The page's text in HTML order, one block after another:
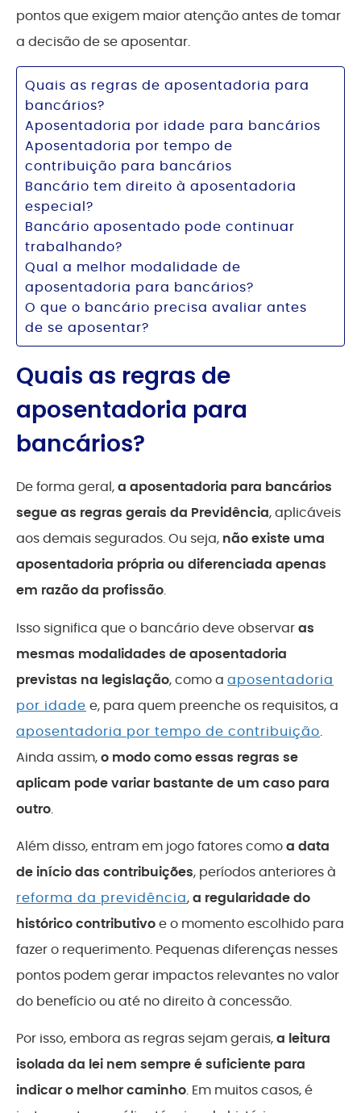
pontos que exigem maior atenção antes de tomar
a decisão de se aposentar.
Quais as regras de aposentadoria para
bancários?
Aposentadoria por idade para bancários
Aposentadoria por tempo de
contribuição para bancários
Bancário tem direito à aposentadoria
especial?
Bancário aposentado pode continuar
trabalhando?
Qual a melhor modalidade de
aposentadoria para bancários?
O que o bancário precisa avaliar antes
de se aposentar?
Quais as regras de
aposentadoria para
bancários?
De forma geral,a aposentadoria para bancários
segue as regras gerais da Previdência, aplicáveis
aos demais segurados. Ou seja, não existe uma
aposentadoria própria ou diferenciada apenas
em razão da profissão.
Isso significa que o bancário deve observaras
mesmas modalidades de aposentadoria
previstas na legislação, como a aposentadoria
por idade e, para quem preenche os requisitos, a
aposentadoria por tempo de contribuição.
Ainda assim,o modo como essas regras se
aplicam pode variar bastante de um caso para
outro.
Além disso, entram em jogo fatores comoa data
de início das contribuições, períodos anteriores à
reforma da previdência,a regularidade do
histórico contributivoe o momento escolhido para
fazer o requerimento. Pequenas diferenças nesses
pontos podem gerar impactos relevantes no valor
do benefício ou até no direito à concessão.
Por isso, embora as regras sejam gerais,a leitura
isolada da lei nem sempre é suficiente para
indicar o melhor caminho. Em muitos casos, é